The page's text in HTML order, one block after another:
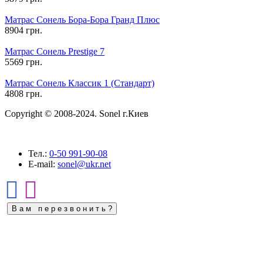
Матрас Сонель Бора-Бора Гранд Плюс
8904 грн.
Матрас Сонель Prestige 7
5569 грн.
Матрас Сонель Классик 1 (Стандарт)
4808 грн.
Copyright © 2008-2024. Sonel г.Киев
Тел.: 0-50 991-90-08
E-mail: sonel@ukr.net
В а м п е р е з в о н и т ь ?